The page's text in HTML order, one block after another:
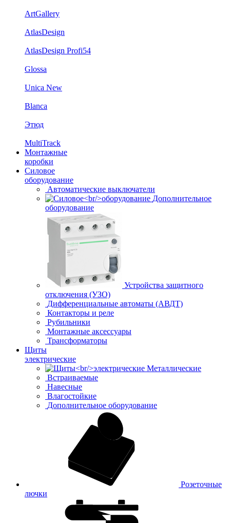
ArtGallery
AtlasDesign
AtlasDesign Profi54
Glossa
Unica New
Blanca
Этюд
MultiTrack
Монтажные
коробки
Силовое
оборудование
Автоматические выключатели
Дополнительное
оборудование
Устройства защитного
отключения (УЗО)
Дифференциальные автоматы (АВДТ)
Контакторы и реле
Рубильники
Монтажные аксессуары
Трансформаторы
Щиты
электрические
Металлические
Встраиваемые
Навесные
Влагостойкие
Дополнительное оборудование
Розеточные
лючки